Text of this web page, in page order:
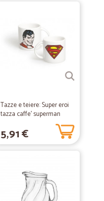
Tazze e teiere: Super eroi
tazza caffe' superman
5,91 €